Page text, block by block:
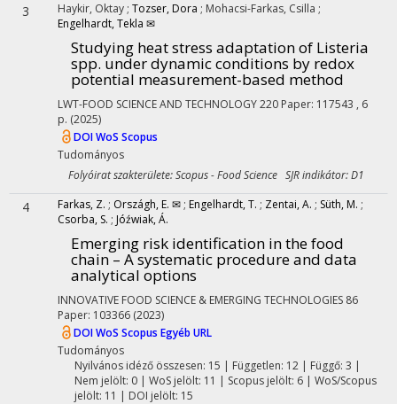
3 Haykir, Oktay ; Tozser, Dora ; Mohacsi-Farkas, Csilla ;
Engelhardt, Tekla ✉
Studying heat stress adaptation of Listeria
spp. under dynamic conditions by redox
potential measurement-based method
LWT-FOOD SCIENCE AND TECHNOLOGY220 Paper: 117543 , 6
p. (2025)
DOIWoS Scopus
Tudományos
Folyóirat szakterülete: Scopus - Food Science SJR indikátor: D1
4 Farkas, Z. ; Országh, E. ✉ ; Engelhardt, T. ; Zentai, A. ; Süth, M. ;
Csorba, S. ; Jóźwiak, Á.
Emerging risk identification in the food
chain – A systematic procedure and data
analytical options
INNOVATIVE FOOD SCIENCE & EMERGING TECHNOLOGIES 86
Paper: 103366 (2023)
DOIWoS Scopus Egyéb URL
Tudományos
Nyilvános idéző összesen: 15 | Független: 12 | Függő: 3 |
Nem jelölt: 0 | WoS jelölt: 11 | Scopus jelölt: 6 | WoS/Scopus
jelölt: 11 | DOI jelölt: 15